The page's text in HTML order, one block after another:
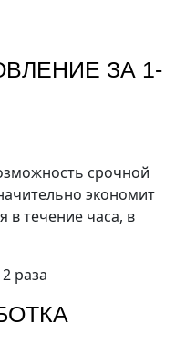
ЗА 1-
срочной
экономит
в течение часа, в
раза